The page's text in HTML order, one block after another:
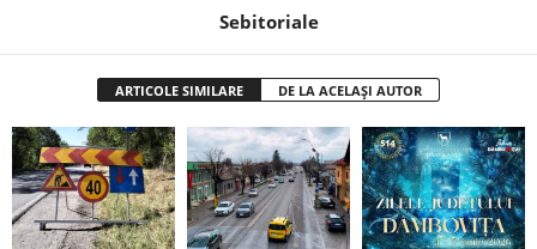
Sebitoriale
ARTICOLE SIMILARE DE LA ACELAȘI AUTOR